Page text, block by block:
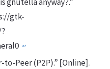
gtk-
↩
to-Peer (P2P).” [Online].